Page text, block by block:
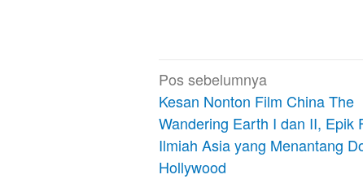
Navigasi
pos
Pos sebelumnya
Kesan Nonton Film China The
Wandering Earth I dan II, Epik
Ilmiah Asia yang Menantang
Hollywood